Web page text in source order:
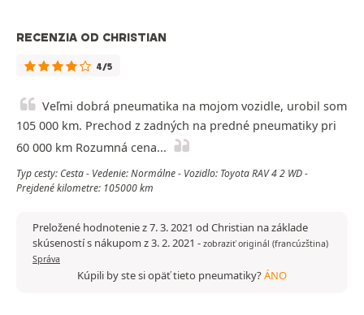
RECENZIA OD CHRISTIAN
4/5
Veľmi dobrá pneumatika na mojom vozidle, urobil som
105 000 km. Prechod z zadných na predné pneumatiky pri
60 000 km Rozumná cena...
Typ cesty: Cesta - Vedenie: Normálne - Vozidlo: Toyota RAV 4 2 WD -
Prejdené kilometre: 105000 km
Preložené hodnotenie z 7. 3. 2021 od Christian na základe
skúseností s nákupom z 3. 2. 2021 - zobraziť originál (francúzština)
Správa
Kúpili by ste si opäť tieto pneumatiky?ÁNO